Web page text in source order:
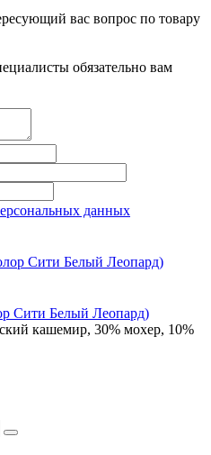
вас вопрос по товару
обязательно вам
данных
Сити Белый Леопард)
кашемир, 30% мохер, 10%